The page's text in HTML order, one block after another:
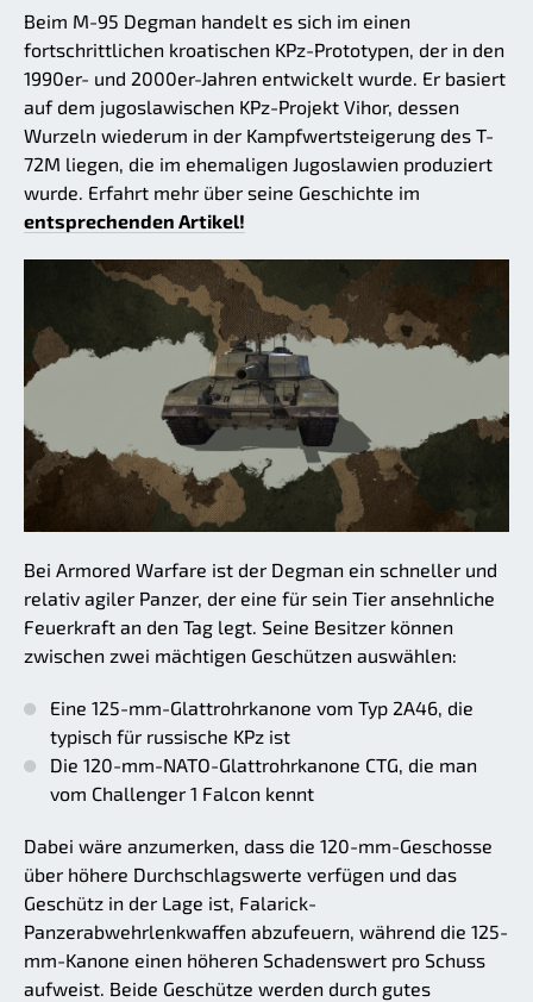
Beim M-95 Degman handelt es sich im einen
fortschrittlichen kroatischen KPz-Prototypen, der in den
1990er- und 2000er-Jahren entwickelt wurde. Er basiert
auf dem jugoslawischen KPz-Projekt Vihor, dessen
Wurzeln wiederum in der Kampfwertsteigerung des T-
72M liegen, die im ehemaligen Jugoslawien produziert
wurde. Erfahrt mehr über seine Geschichte im
entsprechenden Artikel!
Bei Armored Warfare ist der Degman ein schneller und
relativ agiler Panzer, der eine für sein Tier ansehnliche
Feuerkraft an den Tag legt. Seine Besitzer können
zwischen zwei mächtigen Geschützen auswählen:
Eine 125-mm-Glattrohrkanone vom Typ 2A46, die
typisch für russische KPz ist
Die 120-mm-NATO-Glattrohrkanone CTG, die man
vom Challenger 1 Falcon kennt
Dabei wäre anzumerken, dass die 120-mm-Geschosse
über höhere Durchschlagswerte verfügen und das
Geschütz in der Lage ist, Falarick-
Panzerabwehrlenkwaffen abzufeuern, während die 125-
mm-Kanone einen höheren Schadenswert pro Schuss
aufweist. Beide Geschütze werden durch gutes